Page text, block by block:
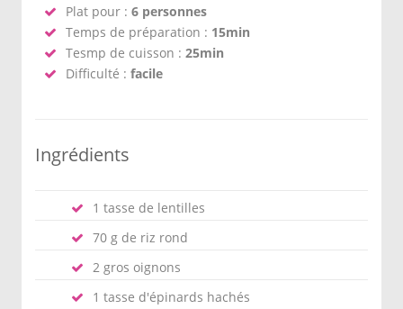
Plat pour : 6 personnes
Temps de préparation : 15min
Tesmp de cuisson : 25min
Difficulté : facile
Ingrédients
1 tasse de lentilles
70 g de riz rond
2 gros oignons
1 tasse d'épinards hachés